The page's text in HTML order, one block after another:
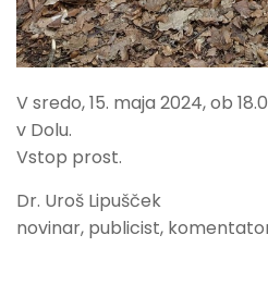
V sredo, 15. maja 2024, ob
v Dolu.
Vstop prost.
Dr. Uroš Lipušček
novinar, publicist,